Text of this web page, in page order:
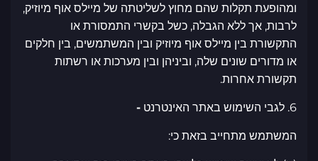
ומהופעת תקלות שהם מחוץ לשליטתה של מיילס אוף מיוזיק,
לרבות, אך ללא הגבלה, כשל בקשרי התמסורת או
התקשורת בין מיילס אוף מיוזיק ובין המשתמשים, בין חלקים
או מדורים שונים שלה, וביניהן ובין מערכות או רשתות
תקשורת אחרות.
6. לגבי השימוש באתר האינטרנט -
המשתמש מתחייב בזאת כי: